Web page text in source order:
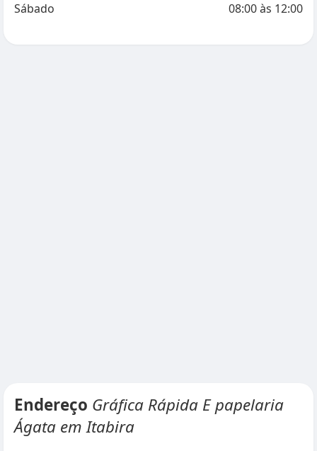
Sábado
08:00às 12:00
Endereço Gráfica Rápida E papelaria
Ágata em Itabira